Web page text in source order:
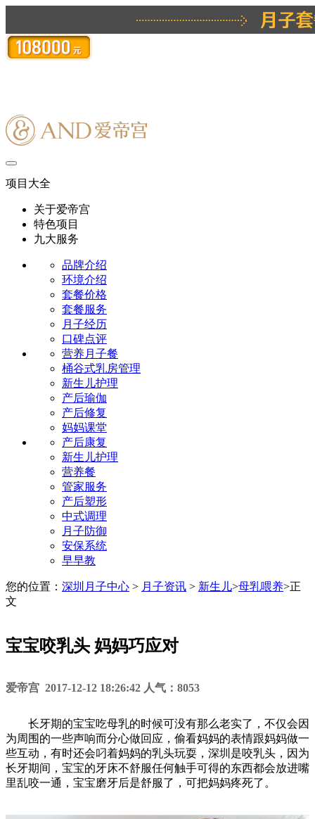
项目大全
关于爱帝宫
特色项目
九大服务
品牌介绍
环境介绍
套餐价格
套餐服务
月子经历
口碑点评
营养月子餐
桶谷式乳房管理
新生儿护理
产后瑜伽
产后修复
妈妈课堂
产后康复
新生儿护理
营养餐
管家服务
产后塑形
中式调理
月子防御
安保系统
早早教
您的位置： 深圳月子中心 > 月子资讯 > 新生儿>母乳喂养>正
文
宝宝咬乳头 妈妈巧应对
爱帝宫 2017-12-12 18:26:42 人气：8053
长牙期的宝宝吃母乳的时候可没有那么老实了，不仅会因
为周围的一些声响而分心做回应，偷看妈妈的表情跟妈妈做一
些互动，有时还会叼着妈妈的乳头玩耍，深圳是咬乳头，因为
长牙期间，宝宝的牙床不舒服任何触手可得的东西都会放进嘴
里乱咬一通，宝宝磨牙后是舒服了，可把妈妈疼死了。